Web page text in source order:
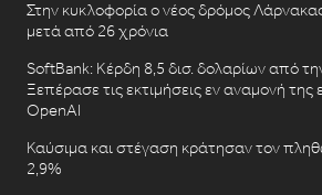
Στην κυκλοφορία ο νέος δρόμος
μετά από 26 χρόνια
SoftBank: Κέρδη 8,5 δισ. δολαρίων από
Ξεπέρασε τις εκτιμήσεις εν αναμονή της
OpenAI
Καύσιμα και στέγαση κράτησαν τον
2,9%